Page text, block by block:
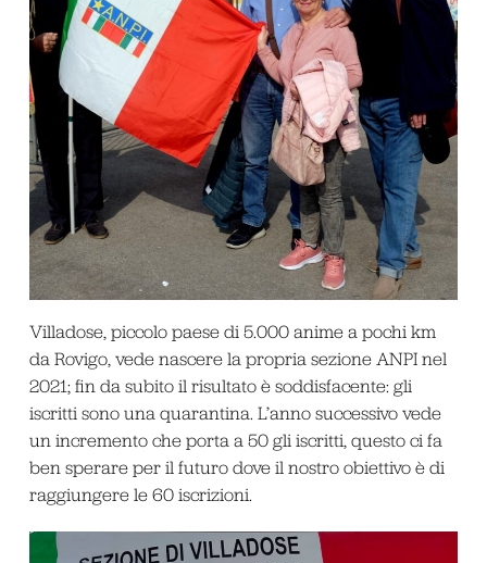
Villadose, piccolo paese di 5.000 anime a pochi km
da Rovigo, vede nascere la propria sezione ANPI nel
2021; fin da subito il risultato è soddisfacente: gli
iscritti sono una quarantina. L’anno successivo vede
un incremento che porta a 50 gli iscritti, questo ci fa
ben sperare per il futuro dove il nostro obiettivo è di
raggiungere le 60 iscrizioni.